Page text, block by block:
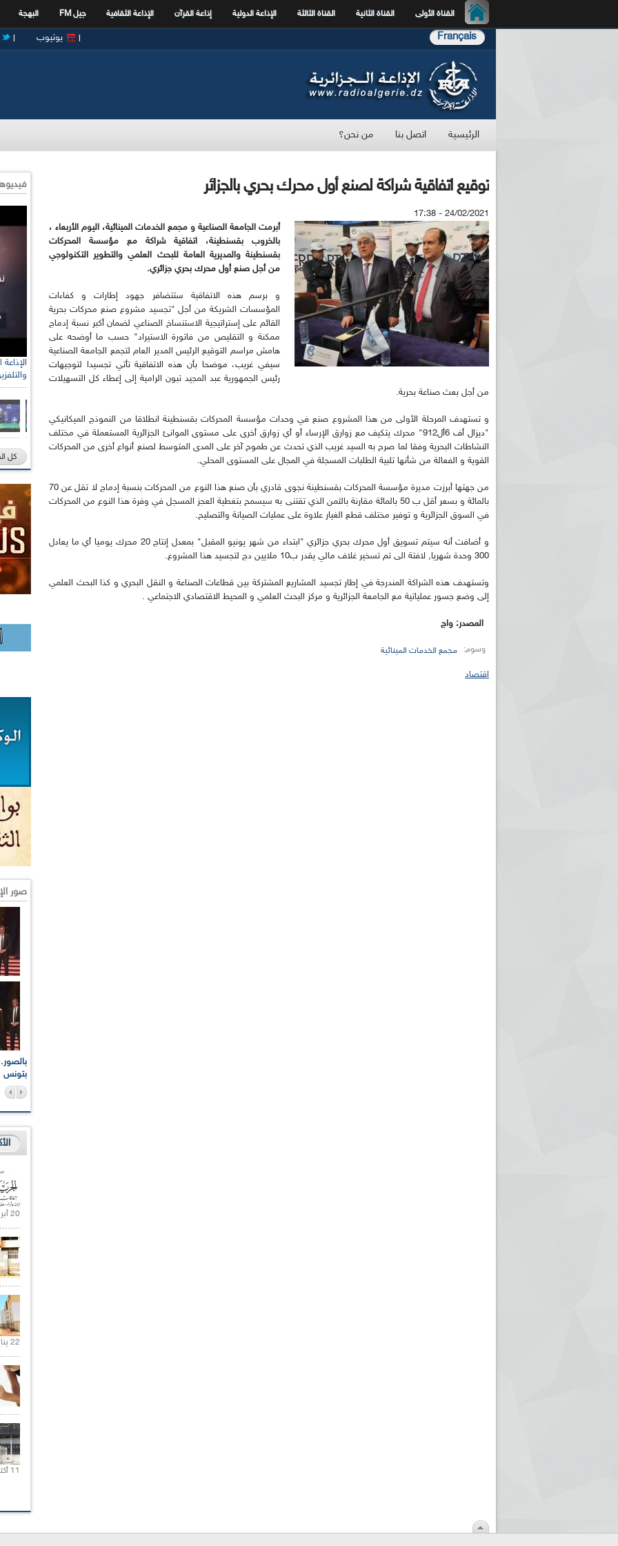
القناة الأولى القناة الثانية القناة الثالثة الإذاعة الدولية إذاعة القرآن الإذاعة الثقافية جيل FM البهجة
Français يوتيوب
الرئيسية اتصل بنا من نحن؟
توقيع اتفاقية شراكة لصنع أول محرك بحري بالجزائر
24/02/2021 - 17:38
أبرمت الجامعة الصناعية و مجمع الخدمات المينائية، اليوم الأربعاء ،
بالخروب بقسنطينة، اتفاقية شراكة مع مؤسسة المحركات
بقسنطينة والمديرية العامة للبحث العلمي والتطوير التكنولوجي
من أجل صنع أول محرك بحري جزائري.
و برسم هذه الاتفاقية ستتضافر جهود إطارات و كفاءات
المؤسسات الشريكة من أجل "تجسيد مشروع صنع محركات بحرية
القائم على إستراتيجية الاستنساخ الصناعي لضمان أكبر نسبة إدماج
ممكنة و التقليص من فاتورة الاستيراد" حسب ما أوضحه على
هامش مراسم التوقيع الرئيس المدير العام لتجمع الجامعة الصناعية
سيفي غريب، موضحا بأن هذه الاتفاقية تأتي تجسيدا لتوجيهات
رئيس الجمهورية عبد المجيد تبون الرامية إلى إعطاء كل التسهيلات
من أجل بعث صناعة بحرية.
و تستهدف المرحلة الأولى من هذا المشروع صنع في وحدات مؤسسة المحركات بقسنطينة انطلاقا من النموذج الميكانيكي
"ديزال أف 6أل912" محرك يتكيف مع زوارق الإرساء أو أي زوارق أخرى على مستوى الموانئ الجزائرية المستعملة في مختلف
النشاطات البحرية وفقا لما صرح به السيد غريب الذي تحدث عن طموح آخر على المدى المتوسط لصنع أنواع أخرى من المحركات
القوية و الفعالة من شأنها تلبية الطلبات المسجلة في المجال على المستوى المحلي.
من جهتها أبرزت مديرة مؤسسة المحركات بقسنطينة نجوى قادري بأن صنع هذا النوع من المحركات بنسبة إدماج لا تقل عن 70
بالمائة و بسعر أقل ب 50 بالمائة مقارنة بالثمن الذي تقتنى به سيسمح بتغطية العجز المسجل في وفرة هذا النوع من المحركات
في السوق الجزائرية و توفير مختلف قطع الغيار علاوة على عمليات الصيانة والتصليح.
و أضافت أنه سيتم تسويق أول محرك بحري جزائري "ابتداء من شهر يونيو المقبل" بمعدل إنتاج 20 محرك يوميا أي ما يعادل
300 وحدة شهريا, لافتة الى تم تسخير غلاف مالي يقدر ب10 ملايين دج لتجسيد هذا المشروع.
وتستهدف هذه الشراكة المندرجة في إطار تجسيد المشاريع المشتركة بين قطاعات الصناعة و النقل البحري و كذا البحث العلمي
إلى وضع جسور عملياتية مع الجامعة الجزائرية و مركز البحث العلمي و المحيط الاقتصادي الاجتماعي .
المصدر: واج
وسوم: مجمع الخدمات المينائية
اقتصاد
كل
صور
بتونس
20 أبريل 2021 |
22 يناير 2020 |
11 أكتوبر 2020 |